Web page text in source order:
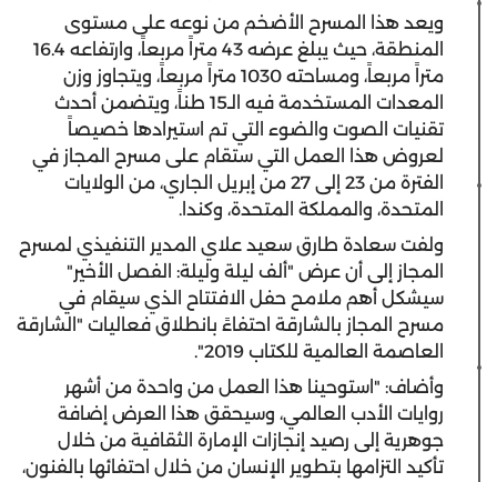
ويعد هذا المسرح الأضخم من نوعه على مستوى
المنطقة، حيث يبلغ عرضه 43 متراً مربعاً، وارتفاعه 16.4
متراً مربعاً، ومساحته 1030 متراً مربعاً، ويتجاوز وزن
المعدات المستخدمة فيه الـ15 طناً، ويتضمن أحدث
تقنيات الصوت والضوء التي تم استيرادها خصيصاً
لعروض هذا العمل التي ستقام على مسرح المجاز في
الفترة من 23 إلى 27 من إبريل الجاري، من الولايات
المتحدة، والمملكة المتحدة، وكندا.
ولفت سعادة طارق سعيد علاي المدير التنفيذي لمسرح
المجاز إلى أن عرض "ألف ليلة وليلة: الفصل الأخير"
سيشكل أهم ملامح حفل الافتتاح الذي سيقام في
مسرح المجاز بالشارقة احتفاءً بانطلاق فعاليات "الشارقة
العاصمة العالمية للكتاب 2019".
وأضاف: "استوحينا هذا العمل من واحدة من أشهر
روايات الأدب العالمي، وسيحقق هذا العرض إضافة
جوهرية إلى رصيد إنجازات الإمارة الثقافية من خلال
تأكيد التزامها بتطوير الإنسان من خلال احتفائها بالفنون،